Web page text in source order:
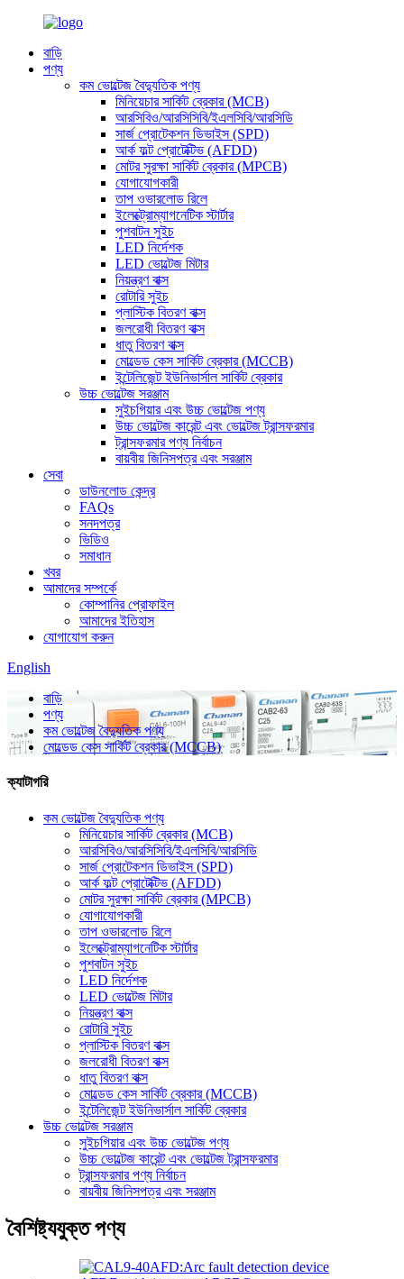
বাড়ি
পণ্য
কম ভোল্টেজ বৈদ্যুতিক পণ্য
মিনিয়েচার সার্কিট ব্রেকার (MCB)
আরসিবিও/আরসিসিবি/ইএলসিবি/আরসিডি
সার্জ প্রোটেকশন ডিভাইস (SPD)
আর্ক ফল্ট প্রোটেক্টিভ (AFDD)
মোটর সুরক্ষা সার্কিট ব্রেকার (MPCB)
যোগাযোগকারী
তাপ ওভারলোড রিলে
ইলেক্ট্রোম্যাগনেটিক স্টার্টার
পুশবাটন সুইচ
LED নির্দেশক
LED ভোল্টেজ মিটার
নিয়ন্ত্রণ বাক্স
রোটারি সুইচ
প্লাস্টিক বিতরণ বাক্স
জলরোধী বিতরণ বাক্স
ধাতু বিতরণ বাক্স
মোল্ডেড কেস সার্কিট ব্রেকার (MCCB)
ইন্টেলিজেন্ট ইউনিভার্সাল সার্কিট ব্রেকার
উচ্চ ভোল্টেজ সরঞ্জাম
সুইচগিয়ার এবং উচ্চ ভোল্টেজ পণ্য
উচ্চ ভোল্টেজ কারেন্ট এবং ভোল্টেজ ট্রান্সফরমার
ট্রান্সফরমার পণ্য নির্বাচন
বায়বীয় জিনিসপত্র এবং সরঞ্জাম
সেবা
ডাউনলোড কেন্দ্র
FAQs
সনদপত্র
ভিডিও
সমাধান
খবর
আমাদের সম্পর্কে
কোম্পানির প্রোফাইল
আমাদের ইতিহাস
যোগাযোগ করুন
English
বাড়ি
পণ্য
কম ভোল্টেজ বৈদ্যুতিক পণ্য
মোল্ডেড কেস সার্কিট ব্রেকার (MCCB)
ক্যাটাগরি
কম ভোল্টেজ বৈদ্যুতিক পণ্য
মিনিয়েচার সার্কিট ব্রেকার (MCB)
আরসিবিও/আরসিসিবি/ইএলসিবি/আরসিডি
সার্জ প্রোটেকশন ডিভাইস (SPD)
আর্ক ফল্ট প্রোটেক্টিভ (AFDD)
মোটর সুরক্ষা সার্কিট ব্রেকার (MPCB)
যোগাযোগকারী
তাপ ওভারলোড রিলে
ইলেক্ট্রোম্যাগনেটিক স্টার্টার
পুশবাটন সুইচ
LED নির্দেশক
LED ভোল্টেজ মিটার
নিয়ন্ত্রণ বাক্স
রোটারি সুইচ
প্লাস্টিক বিতরণ বাক্স
জলরোধী বিতরণ বাক্স
ধাতু বিতরণ বাক্স
মোল্ডেড কেস সার্কিট ব্রেকার (MCCB)
ইন্টেলিজেন্ট ইউনিভার্সাল সার্কিট ব্রেকার
উচ্চ ভোল্টেজ সরঞ্জাম
সুইচগিয়ার এবং উচ্চ ভোল্টেজ পণ্য
উচ্চ ভোল্টেজ কারেন্ট এবং ভোল্টেজ ট্রান্সফরমার
ট্রান্সফরমার পণ্য নির্বাচন
বায়বীয় জিনিসপত্র এবং সরঞ্জাম
বৈশিষ্ট্যযুক্ত পণ্য